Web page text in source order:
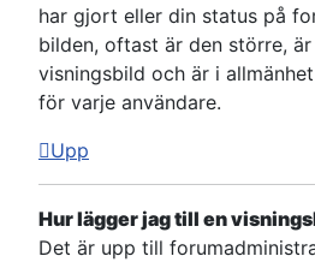
har gjort eller din status på
bilden, oftast är den större,
visningsbild och är i
för varje användare.
Upp
Hur lägger jag till en
Det är upp till